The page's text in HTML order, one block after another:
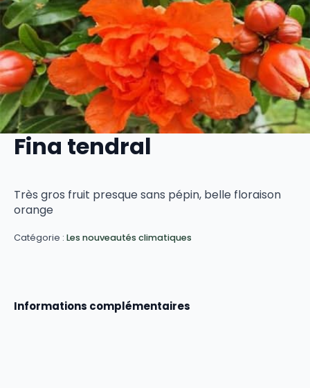
Fina tendral
Très gros fruit presque sans pépin, belle floraison
orange
Catégorie : Les nouveautés climatiques
Informations complémentaires